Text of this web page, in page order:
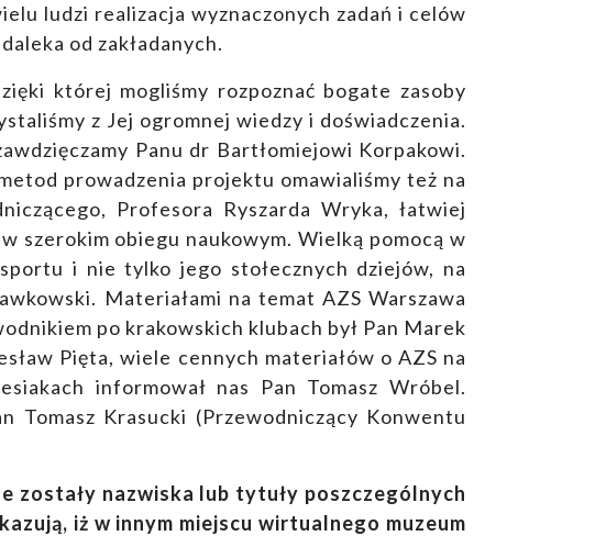
ludzi realizacja wyznaczonych zadań i celów
od zakładanych.
której mogliśmy rozpoznać bogate zasoby
z Jej ogromnej wiedzy i doświadczenia.
Panu dr Bartłomiejowi Korpakowi.
prowadzenia projektu omawialiśmy też na
Profesora Ryszarda Wryka, łatwiej
szerokim obiegu naukowym. Wielką pomocą w
i nie tylko jego stołecznych dziejów, na
Materiałami na temat AZS Warszawa
po krakowskich klubach był Pan Marek
Pięta, wiele cennych materiałów o AZS na
informował nas Pan Tomasz Wróbel.
Tomasz Krasucki (Przewodniczący Konwentu
zostały nazwiska lub tytuły poszczególnych
iż w innym miejscu wirtualnego muzeum